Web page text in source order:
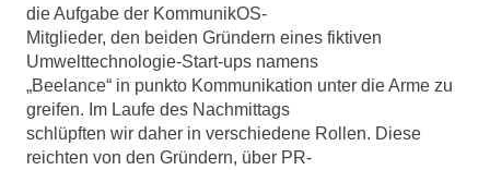
die Aufgabe der KommunikOS-
Mitglieder, den beiden Gründern eines fiktiven
Umwelttechnologie-Start-ups namens
„Beelance“ in punkto Kommunikation unter die Arme zu
greifen. Im Laufe des Nachmittags
schlüpften wir daher in verschiedene Rollen. Diese
reichten von den Gründern, über PR-